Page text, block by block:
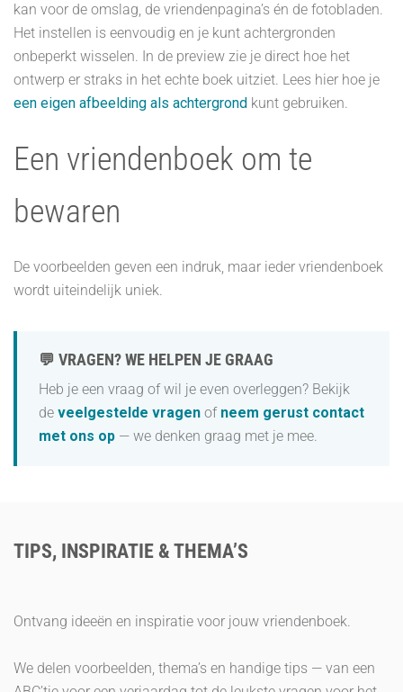
kan voor de omslag, de vriendenpagina’s én de fotobladen.
Het instellen is eenvoudig en je kunt achtergronden
onbeperkt wisselen. In de preview zie je direct hoe het
ontwerp er straks in het echte boek uitziet. Lees hier hoe je
een eigen afbeelding als achtergrond kunt gebruiken.
Een vriendenboek om te
bewaren
De voorbeelden geven een indruk, maar ieder vriendenboek
wordt uiteindelijk uniek.
💬 VRAGEN? WE HELPEN JE GRAAG
Heb je een vraag of wil je even overleggen? Bekijk
de veelgestelde vragen of neem gerust contact
met ons op — we denken graag met je mee.
TIPS, INSPIRATIE & THEMA’S
Ontvang ideeën en inspiratie voor jouw vriendenboek.
We delen voorbeelden, thema’s en handige tips — van een